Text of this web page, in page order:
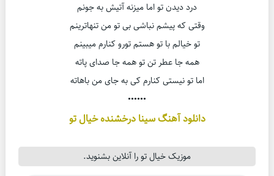
درد دیدن تو اما میزنه آتیش به جونم
وقتی که پیشم نباشی بی تو من تنهاترینم
تو خیالم با تو هستم تورو کنارم میبینم
همه جا عطر تن تو همه جا صدای پاته
اما تو نیستی کنارم کی به جای من باهاته
••••••
دانلود آهنگ سینا درخشنده خیال تو
موزیک خیال تو را آنلاین بشنوید.